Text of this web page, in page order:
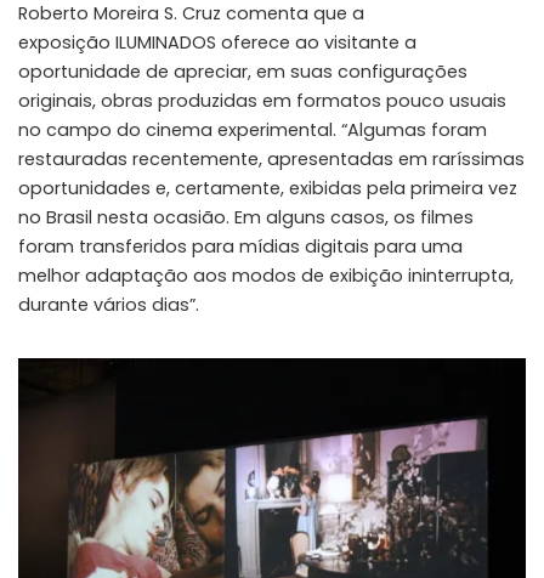
Roberto Moreira S. Cruz comenta que a
exposição ILUMINADOS oferece ao visitante a
oportunidade de apreciar, em suas configurações
originais, obras produzidas em formatos pouco usuais
no campo do cinema experimental. “Algumas foram
restauradas recentemente, apresentadas em raríssimas
oportunidades e, certamente, exibidas pela primeira vez
no Brasil nesta ocasião. Em alguns casos, os filmes
foram transferidos para mídias digitais para uma
melhor adaptação aos modos de exibição ininterrupta,
durante vários dias”.